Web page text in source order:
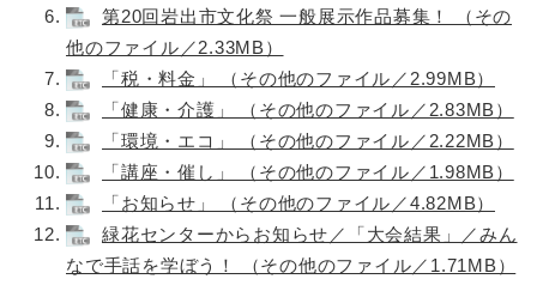
第20回岩出市文化祭 一般展示作品募集！ （その
他のファイル／2.33MB）
「税・料金」 （その他のファイル／2.99MB）
「健康・介護」 （その他のファイル／2.83MB）
「環境・エコ」 （その他のファイル／2.22MB）
「講座・催し」 （その他のファイル／1.98MB）
「お知らせ」 （その他のファイル／4.82MB）
緑花センターからお知らせ／「大会結果」／みん
なで手話を学ぼう！ （その他のファイル／1.71MB）